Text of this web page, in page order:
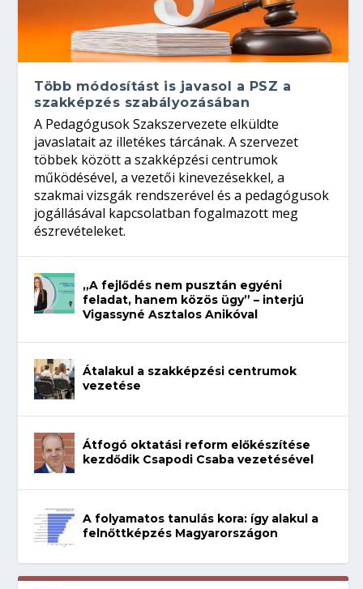
Több módosítást is javasol a PSZ a
szakképzés szabályozásában
A Pedagógusok Szakszervezete elküldte
javaslatait az illetékes tárcának. A szervezet
többek között a szakképzési centrumok
működésével, a vezetői kinevezésekkel, a
szakmai vizsgák rendszerével és a pedagógusok
jogállásával kapcsolatban fogalmazott meg
észrevételeket.
„A fejlődés nem pusztán egyéni
feladat, hanem közös ügy” – interjú
Vigassyné Asztalos Anikóval
Átalakul a szakképzési centrumok
vezetése
Átfogó oktatási reform előkészítése
kezdődik Csapodi Csaba vezetésével
A folyamatos tanulás kora: így alakul a
felnőttképzés Magyarországon